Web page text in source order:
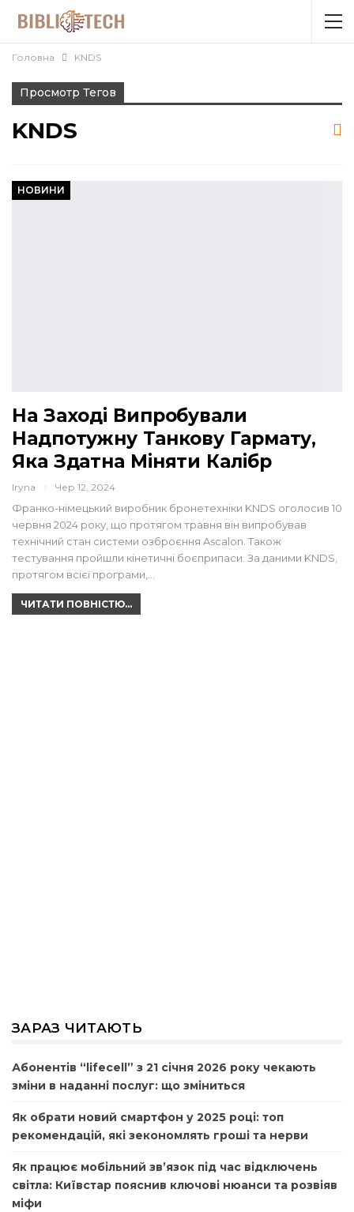
Головна KNDS
Просмотр Тегов
KNDS
НОВИНИ
На Заході Випробували
Надпотужну Танкову Гармату,
Яка Здатна Міняти Калібр
Iryna Чер 12, 2024
Франко-німецький виробник бронетехніки KNDS оголосив 10
червня 2024 року, що протягом травня він випробував
технічний стан системи озброєння Ascalon. Також
тестування пройшли кінетичні боєприпаси. За даними KNDS,
протягом всієї програми,…
ЧИТАТИ ПОВНІСТЮ...
ЗАРАЗ ЧИТАЮТЬ
Абонентів “lifecell” з 21 січня 2026 року чекають
зміни в наданні послуг: що зміниться
Як обрати новий смартфон у 2025 році: топ
рекомендацій, які зекономлять гроші та нерви
Як працює мобільний зв’язок під час відключень
світла: Київстар пояснив ключові нюанси та розвіяв
міфи